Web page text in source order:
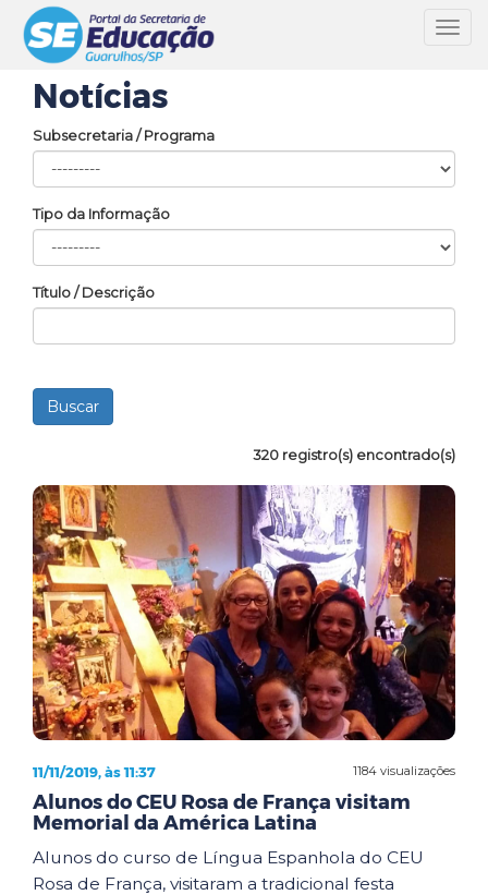
Notícias
Subsecretaria / Programa
Tipo da Informação
Título / Descrição
320 registro(s) encontrado(s)
1184 visualizações
11/11/2019, às 11:37
Alunos do CEU Rosa de França visitam
Memorial da América Latina
Alunos do curso de Língua Espanhola do CEU
Rosa de França, visitaram a tradicional festa